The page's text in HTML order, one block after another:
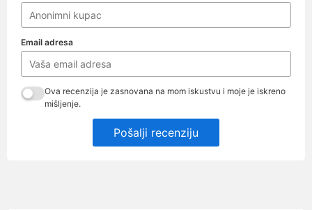
Email adresa
Ova recenzija je zasnovana na mom iskustvu i moje je iskreno
mišljenje.
Pošalji recenziju